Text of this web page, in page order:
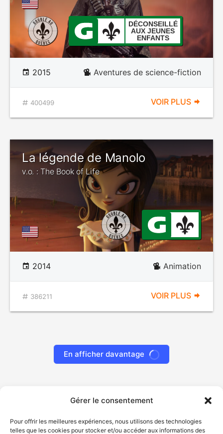
Gérer le consentement
Pour offrir les meilleures expériences, nous utilisons des technologies
telles que les cookies pour stocker et/ou accéder aux informations des
DÉCONSEILLÉ
AUX JEUNES
ENFANTS
2015 Aventures de science-fiction
400499 VOIR PLUS
La légende de Manolo
v.o. : The Book of Life
2014 Animation
386211 VOIR PLUS
En afficher davantage